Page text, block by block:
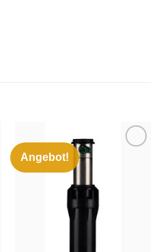
Angebot!